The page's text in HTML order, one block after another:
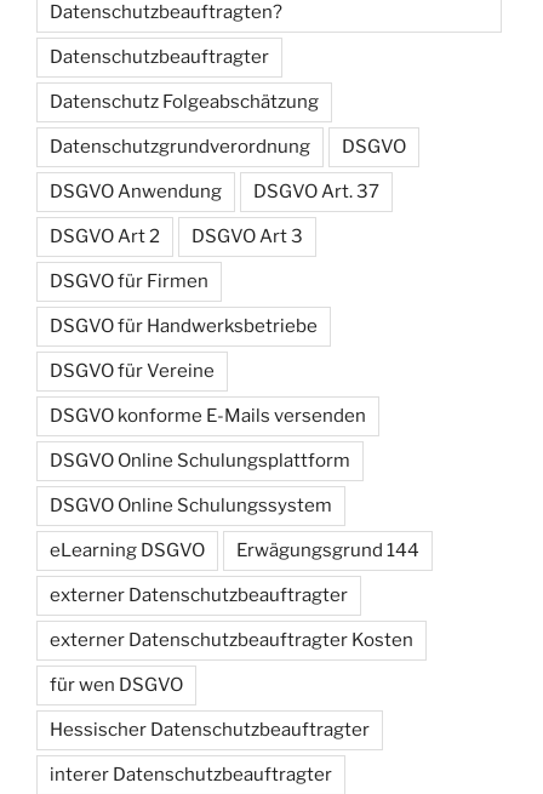
Datenschutzbeauftragten?
Datenschutzbeauftragter
Datenschutz Folgeabschätzung
Datenschutzgrundverordnung DSGVO
DSGVO Anwendung DSGVO Art. 37
DSGVO Art 2 DSGVO Art 3
DSGVO für Firmen
DSGVO für Handwerksbetriebe
DSGVO für Vereine
DSGVO konforme E-Mails versenden
DSGVO Online Schulungsplattform
DSGVO Online Schulungssystem
eLearning DSGVO Erwägungsgrund 144
externer Datenschutzbeauftragter
externer Datenschutzbeauftragter Kosten
für wen DSGVO
Hessischer Datenschutzbeauftragter
interer Datenschutzbeauftragter